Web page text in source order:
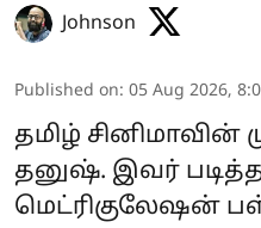
Johnson
Published on: 05 Aug 2026,
தமிழ் சினிமாவின்
தனுஷ். இவர்
மெட்ரிகுலேஷன்